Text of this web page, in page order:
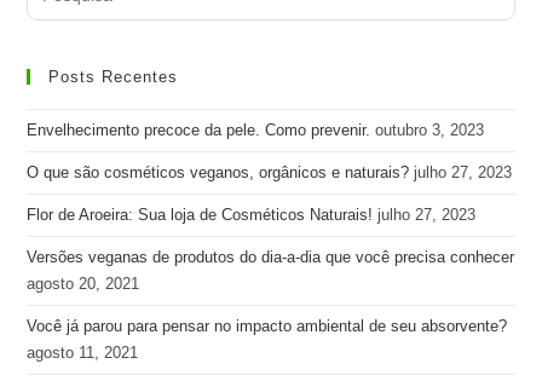
for:
Posts Recentes
Envelhecimento precoce da pele. Como prevenir. outubro 3, 2023
O que são cosméticos veganos, orgânicos e naturais? julho 27, 2023
Flor de Aroeira: Sua loja de Cosméticos Naturais! julho 27, 2023
Versões veganas de produtos do dia-a-dia que você precisa conhecer
agosto 20, 2021
Você já parou para pensar no impacto ambiental de seu absorvente?
agosto 11, 2021